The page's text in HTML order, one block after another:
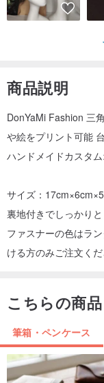
商品説明
DonYaMi Fashion 三
や絵をプリント可能
ハンドメイドカスタ
サイズ：
裏地付きでしっかりと
ファスナーの色はラ
ける方のみご注文くだ
こちらの商
筆箱・ペンケース